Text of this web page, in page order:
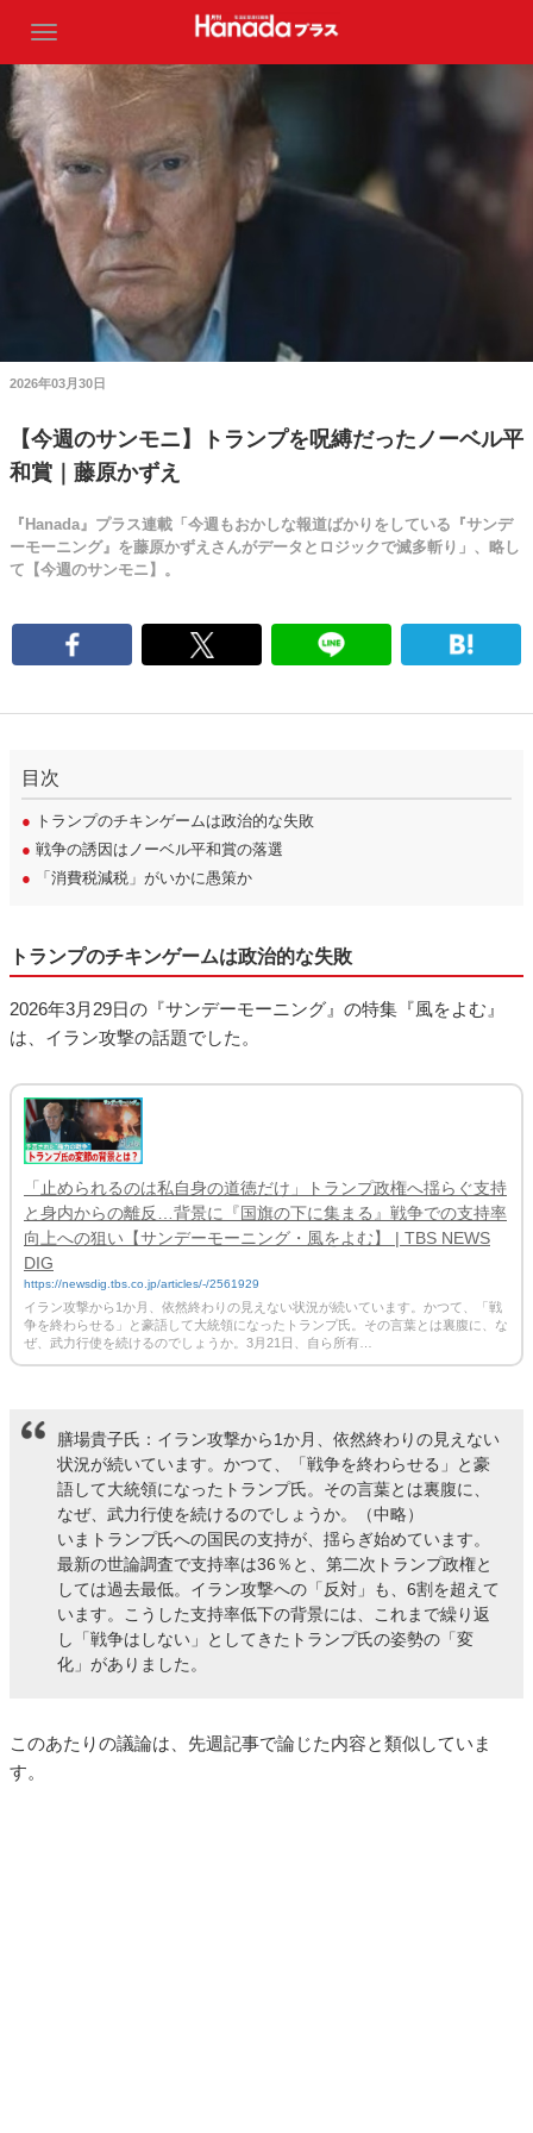
2026年03月30日
【今週のサンモニ】トランプを呪縛だったノーベル平
和賞｜藤原かずえ
『Hanada』プラス連載「今週もおかしな報道ばかりをしている『サンデ
ーモーニング』を藤原かずえさんがデータとロジックで滅多斬り」、略し
て【今週のサンモニ】。
目次
● トランプのチキンゲームは政治的な失敗
● 戦争の誘因はノーベル平和賞の落選
● 「消費税減税」がいかに愚策か
トランプのチキンゲームは政治的な失敗
2026年3月29日の『サンデーモーニング』の特集『風をよむ』
は、イラン攻撃の話題でした。
「止められるのは私自身の道徳だけ」トランプ政権へ揺らぐ支持
と身内からの離反…背景に『国旗の下に集まる』戦争での支持率
向上への狙い【サンデーモーニング・風をよむ】 | TBS NEWS
DIG
https://newsdig.tbs.co.jp/articles/-/2561929
イラン攻撃から1か月、依然終わりの見えない状況が続いています。かつて、「戦
争を終わらせる」と豪語して大統領になったトランプ氏。その言葉とは裏腹に、な
ぜ、武力行使を続けるのでしょうか。3月21日、自ら所有…
膳場貴子氏：イラン攻撃から1か月、依然終わりの見えない
状況が続いています。かつて、「戦争を終わらせる」と豪
語して大統領になったトランプ氏。その言葉とは裏腹に、
なぜ、武力行使を続けるのでしょうか。（中略）
いまトランプ氏への国民の支持が、揺らぎ始めています。
最新の世論調査で支持率は36％と、第二次トランプ政権と
しては過去最低。イラン攻撃への「反対」も、6割を超えて
います。こうした支持率低下の背景には、これまで繰り返
し「戦争はしない」としてきたトランプ氏の姿勢の「変
化」がありました。
このあたりの議論は、先週記事で論じた内容と類似していま
す。